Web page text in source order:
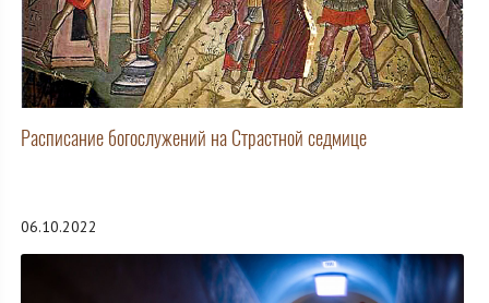
Расписание богослужений на Страстной седмице
06.10.2022